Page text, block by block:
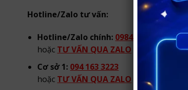
Hotline/Zalo tư vấn:
Hotline/Zalo chính: 0984 904 269
hoặc TƯ VẤN QUA ZALO từ 08h00 đến
Cơ sở 1: 094 163 3223
hoặc TƯ VẤN QUA ZALO từ 08h00 đến